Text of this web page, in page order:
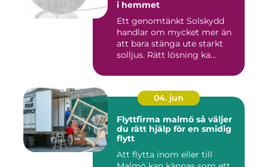
i hemmet
Ett genomtänkt Solskydd
handlar om mycket mer än
att bara stänga ute starkt
solljus. Rätt lösning ka...
04. jun
Flyttfirma malmö så väljer
du rätt hjälp för en smidig
flytt
Att flytta inom eller till